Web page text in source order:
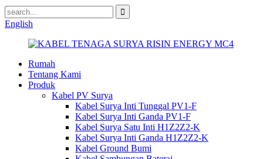
English
Rumah
Tentang Kami
Produk
Kabel PV Surya
Kabel Surya Inti Tunggal PV1-F
Kabel Surya Inti Ganda PV1-F
Kabel Surya Satu Inti H1Z2Z2-K
Kabel Surya Inti Ganda H1Z2Z2-K
Kabel Ground Bumi